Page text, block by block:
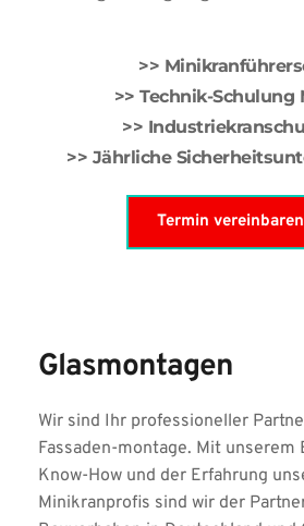
>>
>> Technik-Schulung
>>
>> Jährliche
Termin vereinbaren
Glasmontagen
Wir sind Ihr professioneller
Fassaden-montage. Mit unserem
Know-How und der Erfahrung
Minikranprofis sind wir der